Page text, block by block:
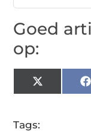
Goed
op:
X
(Twitter)
Tags: